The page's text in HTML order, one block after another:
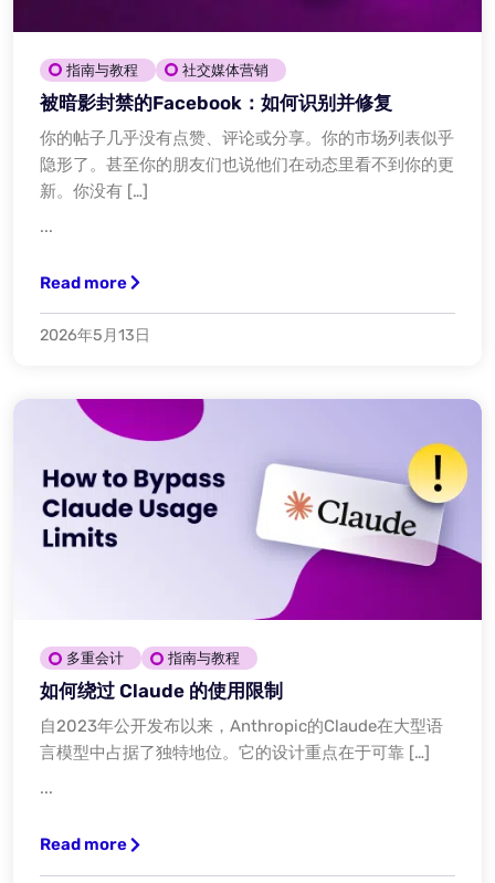
指南与教程 社交媒体营销
被暗影封禁的Facebook：如何识别并修复
你的帖子几乎没有点赞、评论或分享。你的市场列表似乎
隐形了。甚至你的朋友们也说他们在动态里看不到你的更
新。你没有 […]
...
Read more
2026年5月13日
多重会计 指南与教程
如何绕过 Claude 的使用限制
自2023年公开发布以来，Anthropic的Claude在大型语
言模型中占据了独特地位。它的设计重点在于可靠 […]
...
Read more